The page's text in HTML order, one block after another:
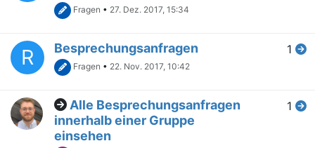
Fragen • 27. Dez. 2017, 15:34
R Besprechungsanfragen
Fragen • 22. Nov. 2017, 10:42
1
Alle Besprechungsanfragen
innerhalb einer Gruppe
einsehen
1